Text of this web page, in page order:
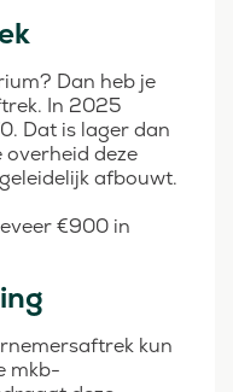
Dan heb je
In 2025
Dat is lager dan
deze
afbouwt.
€900 in
kun
mkb-